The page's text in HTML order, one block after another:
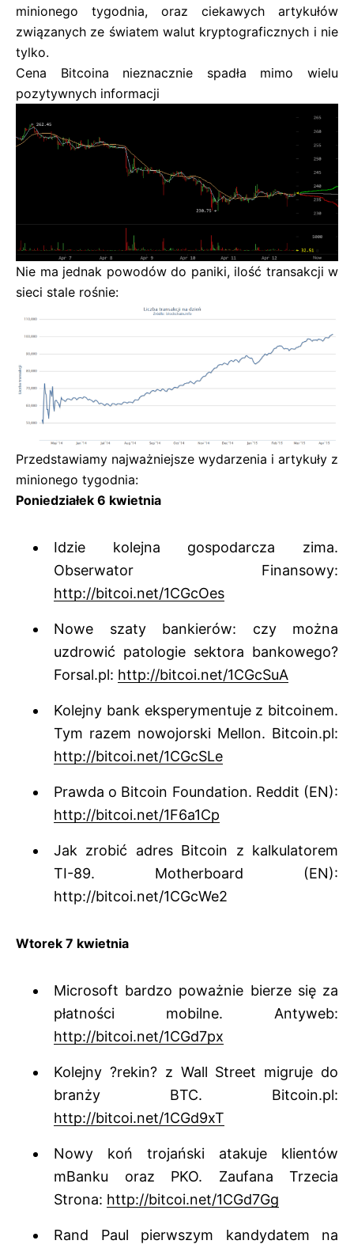
minionego tygodnia, oraz ciekawych artykułów
związanych ze światem walut kryptograficznych i nie
tylko.
Cena Bitcoina nieznacznie spadła mimo wielu
pozytywnych informacji
Nie ma jednak powodów do paniki, ilość transakcji w
sieci stale rośnie:
Przedstawiamy najważniejsze wydarzenia i artykuły z
minionego tygodnia:
Poniedziałek 6 kwietnia
Idzie kolejna gospodarcza zima.
Obserwator Finansowy:
http://bitcoi.net/1CGcOes
Nowe szaty bankierów: czy można
uzdrowić patologie sektora bankowego?
Forsal.pl: http://bitcoi.net/1CGcSuA
Kolejny bank eksperymentuje z bitcoinem.
Tym razem nowojorski Mellon. Bitcoin.pl:
http://bitcoi.net/1CGcSLe
Prawda o Bitcoin Foundation. Reddit (EN):
http://bitcoi.net/1F6a1Cp
Jak zrobić adres Bitcoin z kalkulatorem
TI-89. Motherboard (EN):
http://bitcoi.net/1CGcWe2
Wtorek 7 kwietnia
Microsoft bardzo poważnie bierze się za
płatności mobilne. Antyweb:
http://bitcoi.net/1CGd7px
Kolejny ?rekin? z Wall Street migruje do
branży BTC. Bitcoin.pl:
http://bitcoi.net/1CGd9xT
Nowy koń trojański atakuje klientów
mBanku oraz PKO. Zaufana Trzecia
Strona: http://bitcoi.net/1CGd7Gg
Rand Paul pierwszym kandydatem na